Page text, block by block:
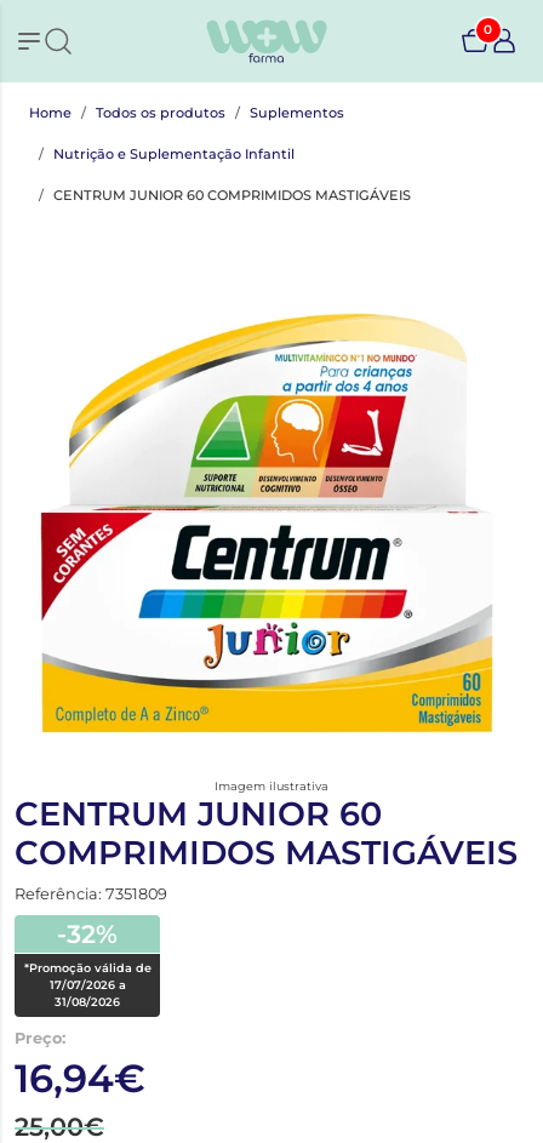
0
Home Todos os produtos Suplementos
Nutrição e Suplementação Infantil
CENTRUM JUNIOR 60 COMPRIMIDOS MASTIGÁVEIS
Imagem ilustrativa
CENTRUM JUNIOR 60
COMPRIMIDOS MASTIGÁVEIS
Referência: 7351809
-32%
*Promoção válida de
17/07/2026 a
31/08/2026
Preço:
16,94€
25,00€